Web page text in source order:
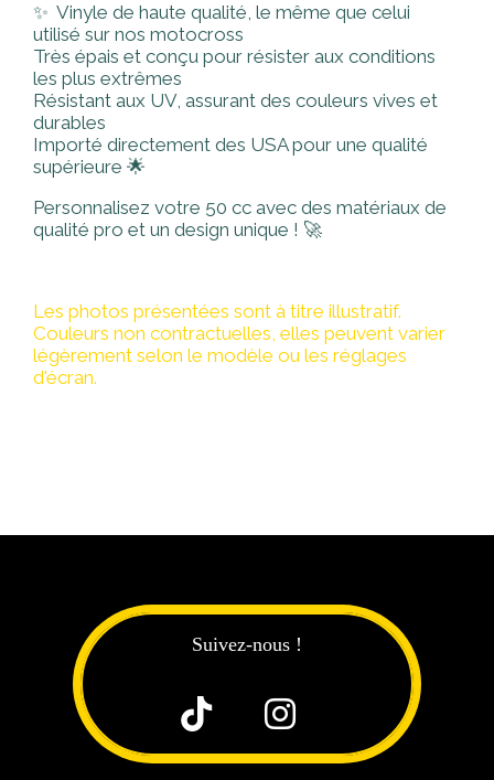
✨ Vinyle de haute qualité, le même que celui
utilisé sur nos motocross
Très épais et conçu pour résister aux conditions
les plus extrêmes
Résistant aux UV, assurant des couleurs vives et
durables
Importé directement des USA pour une qualité
supérieure 🌟
Personnalisez votre 50 cc avec des matériaux de
qualité pro et un design unique ! 🚀
Les photos présentées sont à titre illustratif.
Couleurs non contractuelles, elles peuvent varier
légèrement selon le modèle ou les réglages
d'écran.
Suivez-nous !
 